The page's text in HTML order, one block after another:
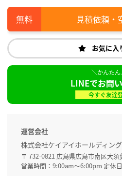
見積依頼・
お気に入
LINEでお問
今すぐ友達
運営会社
株式会社ケイアイホールディン
〒 732-0821 広島県広島市南区大
営業時間：9:00am～6:00pm 定休